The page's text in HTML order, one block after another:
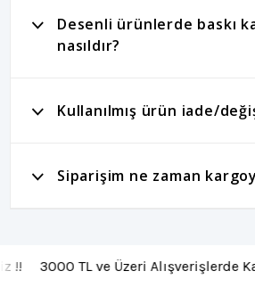
Desenli ürünlerde baskı
nasıldır?
Kullanılmış ürün iade/
Siparişim ne zaman
!! 3000 TL ve Üzeri